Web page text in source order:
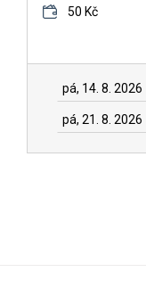
50 Kč
pá, 14. 8. 2026
pá, 21. 8. 2026